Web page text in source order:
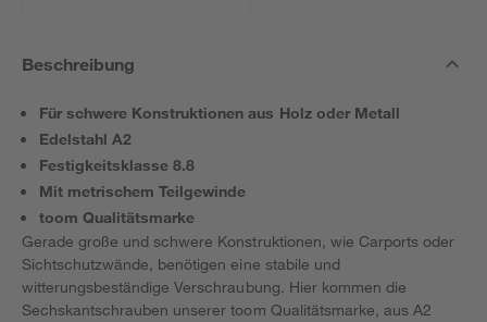
Beschreibung
Für schwere Konstruktionen aus Holz oder Metall
Edelstahl A2
Festigkeitsklasse 8.8
Mit metrischem Teilgewinde
toom Qualitätsmarke
Gerade große und schwere Konstruktionen, wie Carports oder
Sichtschutzwände, benötigen eine stabile und
witterungsbeständige Verschraubung. Hier kommen die
Sechskantschrauben unserer toom Qualitätsmarke, aus A2